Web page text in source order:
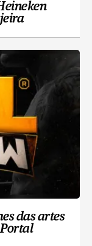
das artes